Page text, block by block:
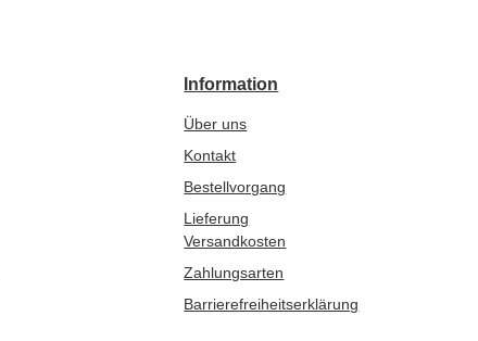
Information
Über uns
Kontakt
Bestellvorgang
Lieferung
Versandkosten
Zahlungsarten
Barrierefreiheitserklärung